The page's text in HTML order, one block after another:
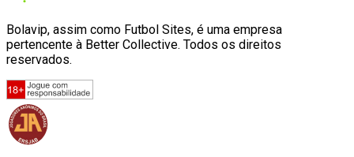
Bolavip, assim como Futbol Sites, é uma empresa
pertencente à Better Collective. Todos os direitos
reservados.